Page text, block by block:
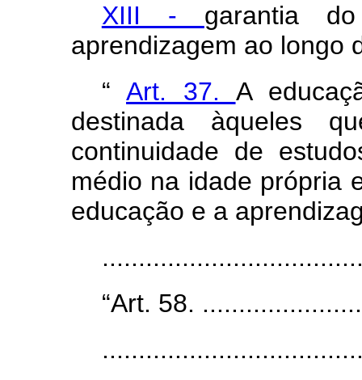
XIII - garantia
aprendizagem ao longo
“Art. 37. A
destinada àqueles
continuidade de
médio na idade própria
educação e a
“Art. 58.